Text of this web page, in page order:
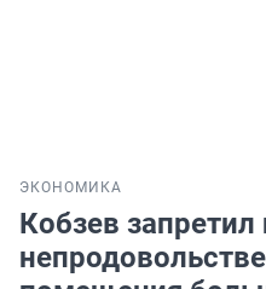
ЭКОНОМИКА
Кобзев запретил